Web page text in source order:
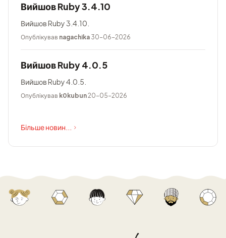
Вийшов Ruby 3.4.10
Вийшов Ruby 3.4.10.
Опублікував nagachika 30-06-2026
Вийшов Ruby 4.0.5
Вийшов Ruby 4.0.5.
Опублікував k0kubun20-05-2026
Більше новин...